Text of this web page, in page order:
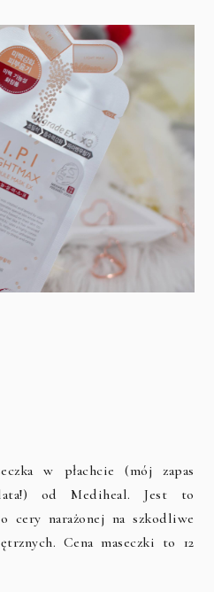
w płachcie (mój zapas
od Mediheal. Jest to
cery narażonej na szkodliwe
Cena maseczki to 12